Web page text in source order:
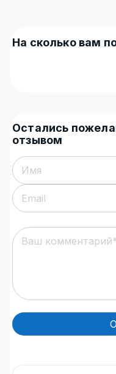
На сколько вам
Остались
отзывом